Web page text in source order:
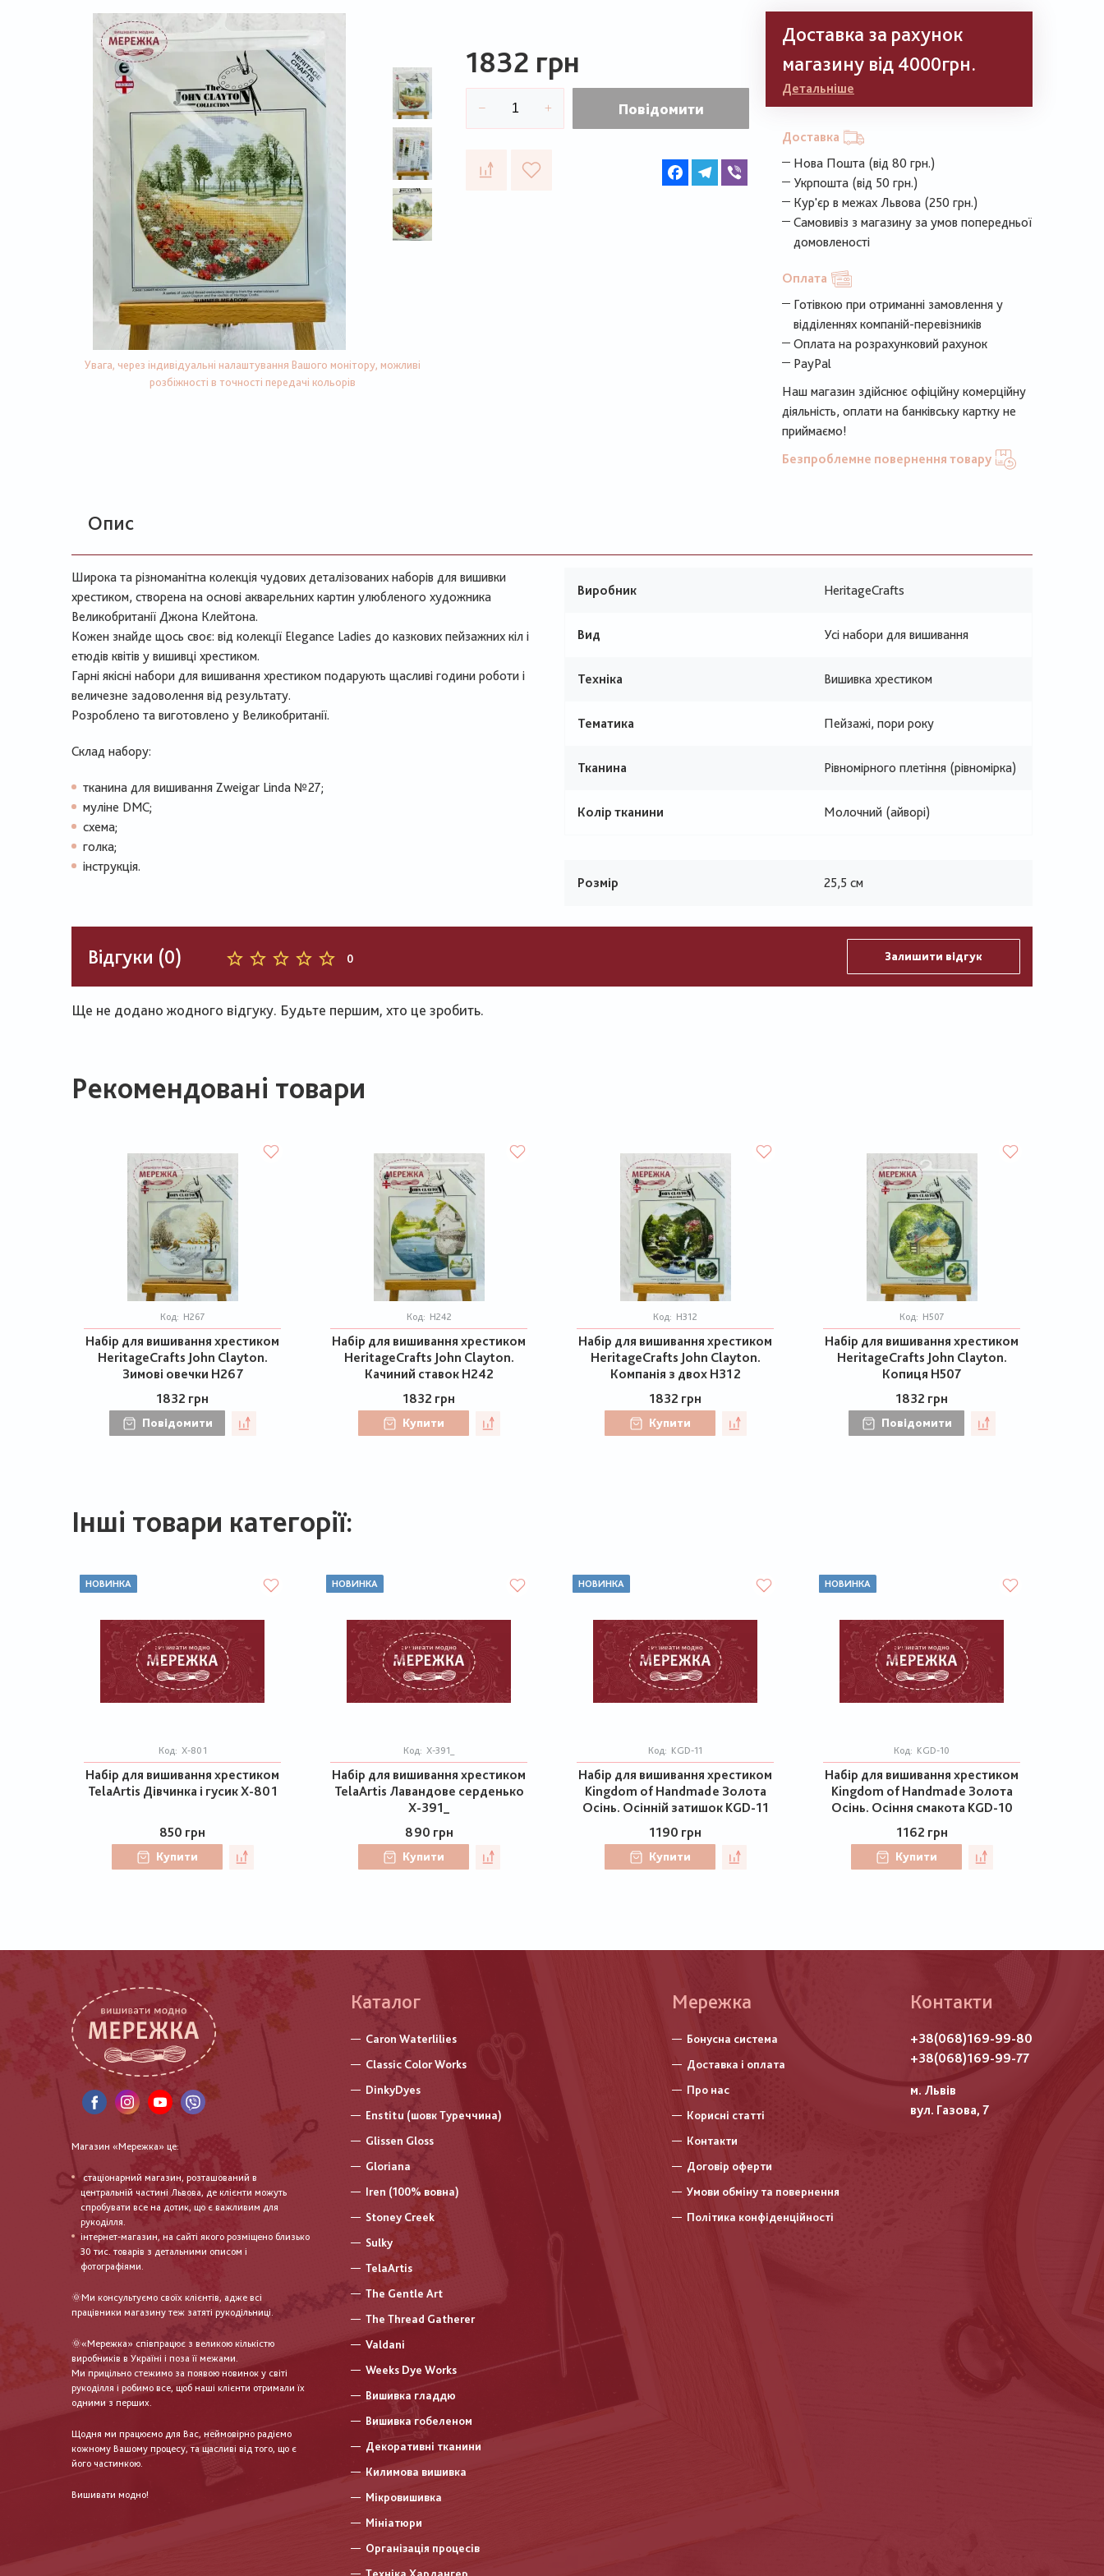
Увага, через індивідуальні налаштування Вашого монітору, можливі
розбіжності в точності передачі кольорів
1832 грн
Повідомити
FacebookTelegram
Доставка за рахунок
магазину від 4000грн.
Детальніше
Доставка
Нова Пошта (від 80 грн.)
Укрпошта (від 50 грн.)
Кур'єр в межах Львова (250 грн.)
Самовивіз з магазину за умов попередньої
домовленості
Оплата
Готівкою при отриманні замовлення у
відділеннях компаній-перевізників
Оплата на розрахунковий рахунок
PayPal
Наш магазин здійснює офіційну комерційну
діяльність, оплати на банківську картку не
приймаємо!
Безпроблемне повернення товару
Опис
Широка та різноманітна колекція чудових деталізованих наборів для вишивки
хрестиком, створена на основі акварельних картин улюбленого художника
Великобританії Джона Клейтона.
Кожен знайде щось своє: від колекції Elegance Ladies до казкових пейзажних кіл і
етюдів квітів у вишивці хрестиком.
Гарні якісні набори для вишивання хрестиком подарують щасливі години роботи і
величезне задоволення від результату.
Розроблено та виготовлено у Великобританії.
Склад набору:
тканина для вишивання Zweigar Linda №27;
муліне DMC;
схема;
голка;
інструкція.
Виробник HeritageCrafts
Вид Усі набори для вишивання
Техніка Вишивка хрестиком
Тематика Пейзажі, пори року
Тканина Рівномірного плетіння (рівномірка)
Колір тканини Молочний (айворі)
Розмір 25,5 см
Відгуки (0) 0 Залишити відгук
Ще не додано жодного відгуку. Будьте першим, хто це зробить.
Рекомендовані товари
Код: H267
Набір для вишивання хрестиком
HeritageCrafts John Clayton.
Зимові овечки H267
1832 грн
Повідомити
Код: H242
Набір для вишивання хрестиком
HeritageCrafts John Clayton.
Качиний ставок H242
1832 грн
Купити
Код: H312
Набір для вишивання хрестиком
HeritageCrafts John Clayton.
Компанія з двох H312
1832 грн
Купити
Код: H507
Набір для вишивання хрестиком
HeritageCrafts John Clayton.
Копиця H507
1832 грн
Повідомити
Інші товари категорії:
НОВИНКА
Код: Х-801
Набір для вишивання хрестиком
TelaArtis Дівчинка і гусик Х-801
850 грн
Купити
НОВИНКА
Код: Х-391_
Набір для вишивання хрестиком
TelaArtis Лавандове серденько
Х-391_
890 грн
Купити
НОВИНКА
Код: KGD-11
Набір для вишивання хрестиком
Kingdom of Handmade Золота
Осінь. Осінній затишок KGD-11
1190 грн
Купити
НОВИНКА
Код: KGD-10
Набір для вишивання хрестиком
Kingdom of Handmade Золота
Осінь. Осіння смакота KGD-10
1162 грн
Купити
Магазин «Мережка» це:
стаціонарний магазин, розташований в
центральній частині Львова, де клієнти можуть
спробувати все на дотик, що є важливим для
рукоділля.
інтернет-магазин, на сайті якого розміщено близько
30 тис. товарів з детальними описом і
фотографіями.
🌞Ми консультуємо своїх клієнтів, адже всі
працівники магазину теж затяті рукодільниці.
🌞«Мережка» співпрацює з великою кількістю
виробників в Україні і поза її межами.
Ми прицільно стежимо за появою новинок у світі
рукоділля і робимо все, щоб наші клієнти отримали їх
одними з перших.
Щодня ми працюємо для Вас, неймовірно радіємо
кожному Вашому процесу, та щасливі від того, що є
його частинкою.
Вишивати модно!
Каталог
Caron Waterlilies
Classic Color Works
DinkyDyes
Enstitu (шовк Туреччина)
Glissen Gloss
Gloriana
Iren (100% вовна)
Stoney Creek
Sulky
TelaArtis
The Gentle Art
The Thread Gatherer
Valdani
Weeks Dye Works
Вишивка гладдю
Вишивка гобеленом
Декоративні тканини
Килимова вишивка
Мікровишивка
Мініатюри
Організація процесів
Меню
нижнього
колонтитулу
Мережка
Бонусна система
Доставка і оплата
Про нас
Корисні статті
Контакти
Договір оферти
Умови обміну та повернення
Політика конфіденційності
Контакти
+38(068)169-99-80
+38(068)169-99-77
м. Львів
вул. Газова, 7